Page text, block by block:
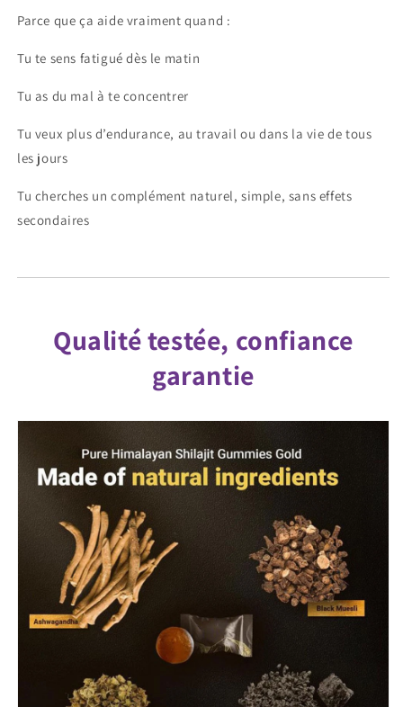
Parce que ça aide vraiment quand :
Tu te sens fatigué dès le matin
Tu as du mal à te concentrer
Tu veux plus d’endurance, au travail ou dans la vie de tous
les jours
Tu cherches un complément naturel, simple, sans effets
secondaires
Qualité testée, confiance
garantie